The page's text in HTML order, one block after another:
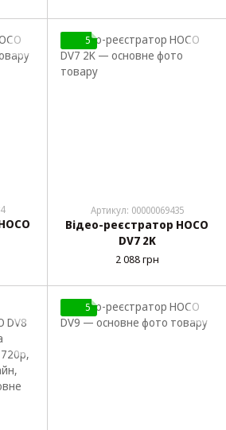
140°, до 128 ГБ
5
Артикул: 00000069435
Відео-реєстратор HOCO
DV7 2K
2 088 грн
5